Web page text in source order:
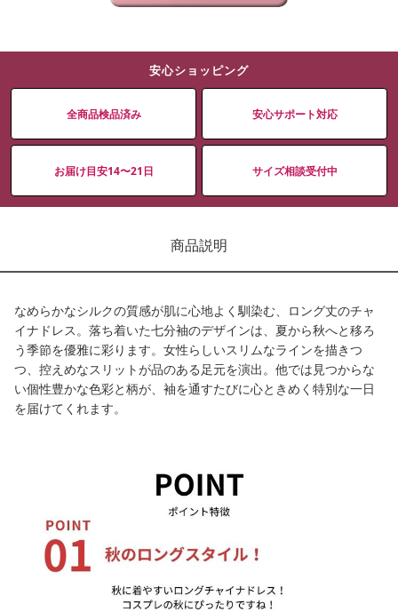
安心ショッピング
全商品検品済み 安心サポート対応
お届け目安14〜21日 サイズ相談受付中
商品説明
なめらかなシルクの質感が肌に心地よく馴染む、ロング丈のチャ
イナドレス。落ち着いた七分袖のデザインは、夏から秋へと移ろ
う季節を優雅に彩ります。女性らしいスリムなラインを描きつ
つ、控えめなスリットが品のある足元を演出。他では見つからな
い個性豊かな色彩と柄が、袖を通すたびに心ときめく特別な一日
を届けてくれます。